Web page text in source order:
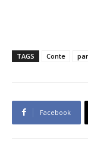
TAGS Conte
Facebook